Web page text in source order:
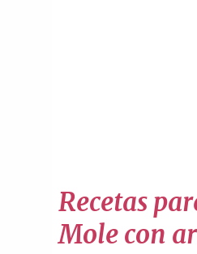
Recetas
Mole con